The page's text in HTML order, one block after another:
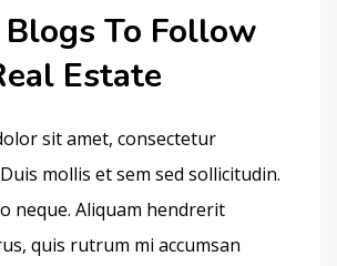
To Follow
Estate
sit amet, consectetur
mollis et sem sed sollicitudin.
neque. Aliquam hendrerit
quis rutrum mi accumsan